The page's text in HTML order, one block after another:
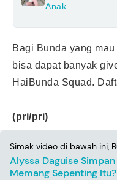
Anak
Bagi Bunda yang
bisa dapat banyak
HaiBunda Squad.
(pri/pri)
Simak video di bawah ini,
Alyssa Daguise
Memang Sepenting Itu?